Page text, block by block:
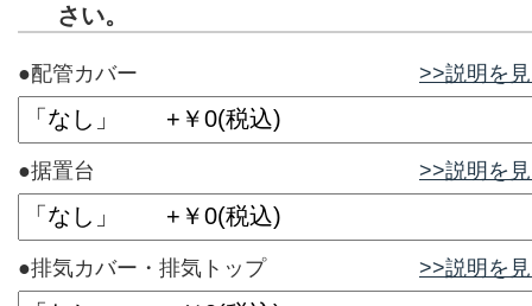
さい。
●配管カバー >>説明を
●据置台 >>説明を
●排気カバー・排気トップ >>説明を